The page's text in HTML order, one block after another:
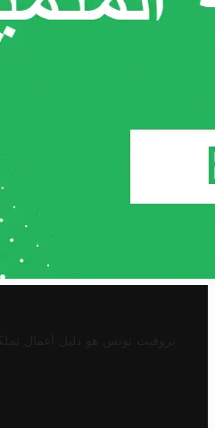
تروفيت تونس هو دليل أعمال